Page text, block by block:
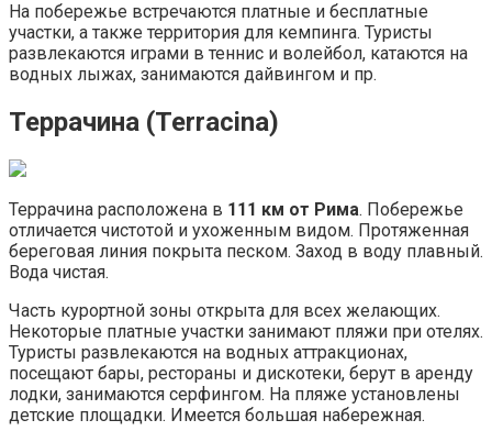
На побережье встречаются платные и бесплатные
участки, а также территория для кемпинга. Туристы
развлекаются играми в теннис и волейбол, катаются на
водных лыжах, занимаются дайвингом и пр.
Террачина (Terracina)
Террачина расположена в 111 км от Рима. Побережье
отличается чистотой и ухоженным видом. Протяженная
береговая линия покрыта песком. Заход в воду плавный.
Вода чистая.
Часть курортной зоны открыта для всех желающих.
Некоторые платные участки занимают пляжи при отелях.
Туристы развлекаются на водных аттракционах,
посещают бары, рестораны и дискотеки, берут в аренду
лодки, занимаются серфингом. На пляже установлены
детские площадки. Имеется большая набережная.